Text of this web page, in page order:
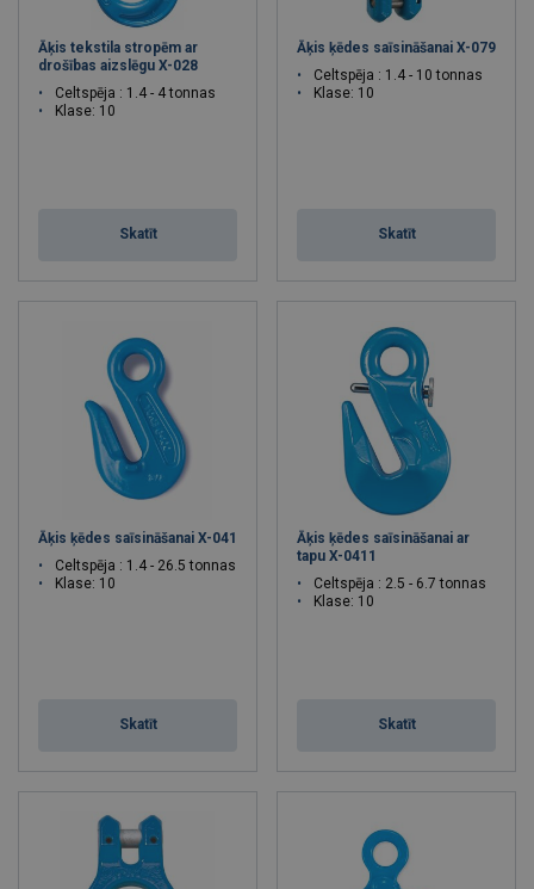
Āķis tekstila stropēm ar
drošības aizslēgu X-028
Celtspēja : 1.4 - 4 tonnas
Klase: 10
Skatīt
Āķis ķēdes saīsināšanai X-079
Celtspēja : 1.4 - 10 tonnas
Klase: 10
Skatīt
Āķis ķēdes saīsināšanai X-041
Celtspēja : 1.4 - 26.5 tonnas
Klase: 10
Skatīt
Āķis ķēdes saīsināšanai ar
tapu X-0411
Celtspēja : 2.5 - 6.7 tonnas
Klase: 10
Skatīt